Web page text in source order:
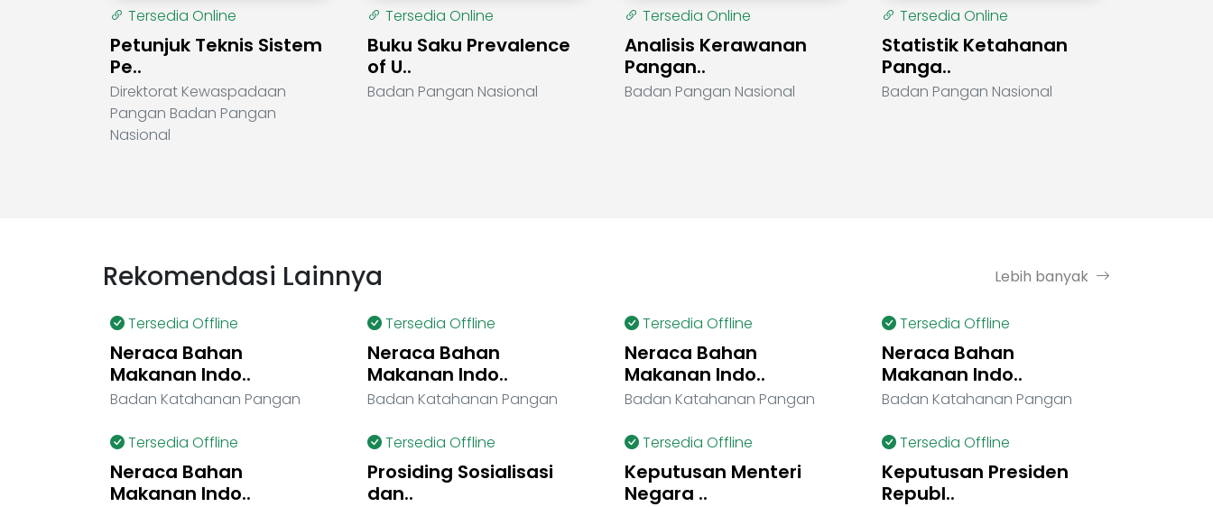
Tersedia Online
Petunjuk Teknis Sistem
Pe..
Direktorat Kewaspadaan
Pangan Badan Pangan
Nasional
Tersedia Online
Buku Saku Prevalence
of U..
Badan Pangan Nasional
Tersedia Online
Analisis Kerawanan
Pangan..
Badan Pangan Nasional
Tersedia Online
Statistik Ketahanan
Panga..
Badan Pangan Nasional
Rekomendasi Lainnya Lebih banyak
Tersedia Offline
Neraca Bahan
Makanan Indo..
Badan Katahanan Pangan
Tersedia Offline
Neraca Bahan
Makanan Indo..
Badan Katahanan Pangan
Tersedia Offline
Neraca Bahan
Makanan Indo..
Badan Katahanan Pangan
Tersedia Offline
Neraca Bahan
Makanan Indo..
Badan Katahanan Pangan
Tersedia Offline
Neraca Bahan
Makanan Indo..
Tersedia Offline
Prosiding Sosialisasi
dan..
Tersedia Offline
Keputusan Menteri
Negara ..
Tersedia Offline
Keputusan Presiden
Republ..